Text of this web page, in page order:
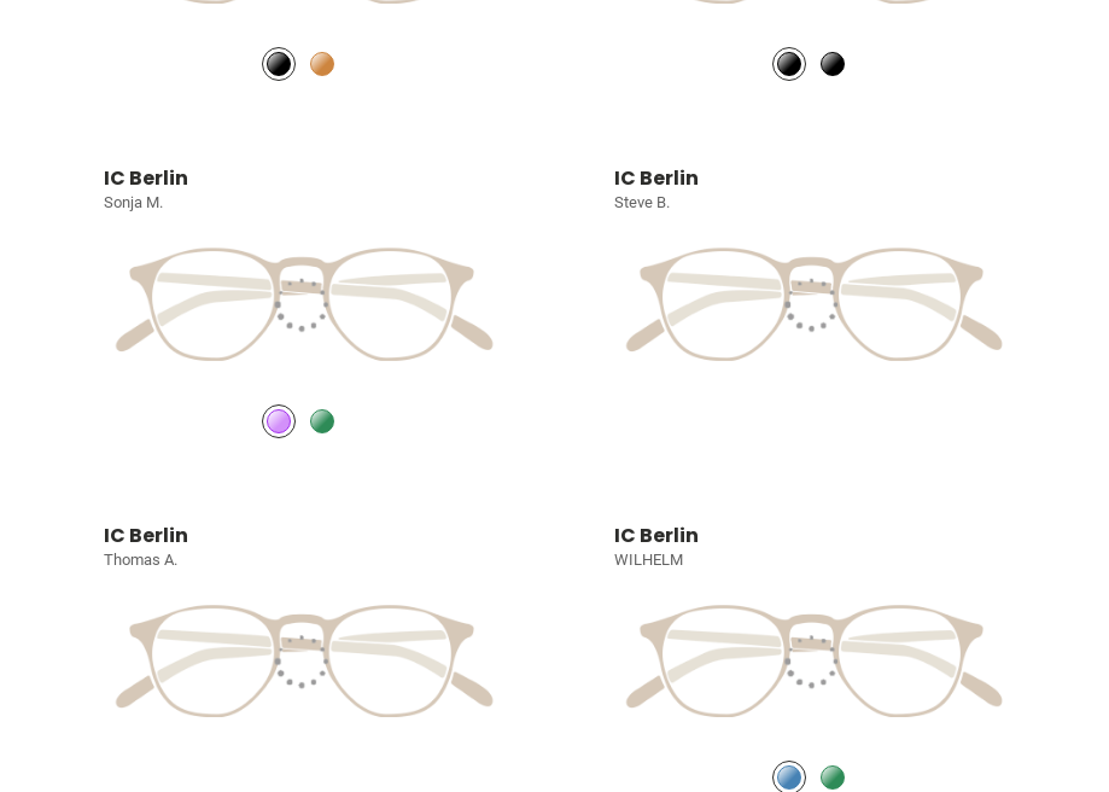
IC Berlin
Sonja M.
IC Berlin
Steve B.
IC Berlin
Thomas A.
IC Berlin
WILHELM